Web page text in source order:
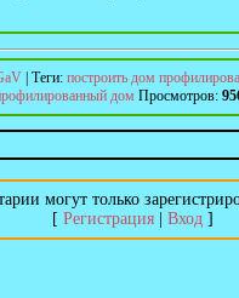
Теги: построить дом
дом Просмотров:
могут только
[ Регистрация| Вход]